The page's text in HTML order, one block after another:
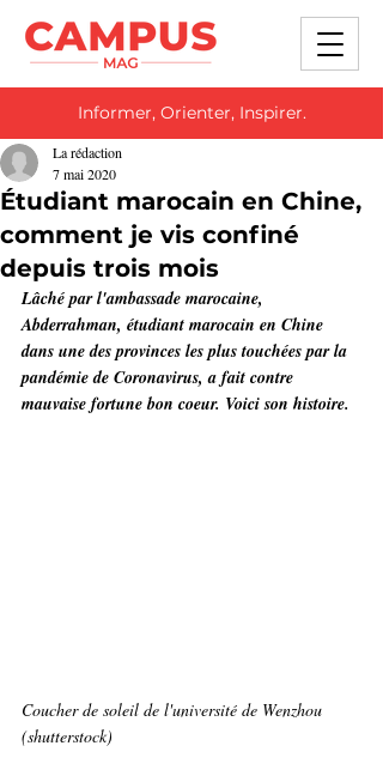
Informer, Orienter, Inspirer.
Étudiant marocain en Chine,
comment je vis confiné
depuis trois mois
La rédaction
7 mai 2020
Lâché par l'ambassade marocaine,
Abderrahman, étudiant marocain en Chine
dans une des provinces les plus touchées par la
pandémie de Coronavirus, a fait contre
mauvaise fortune bon coeur. Voici son histoire.
Coucher de soleil de l'université de Wenzhou
(shutterstock)